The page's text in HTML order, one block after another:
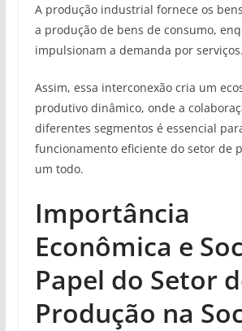
A produção industrial fornece os
a produção de bens de consumo,
impulsionam a demanda por serviços.
Assim, essa interconexão cria um
produtivo dinâmico, onde a
diferentes segmentos é essencial
funcionamento eficiente do setor de
um todo.
Importância
Econômica e
Papel do Setor
Produção na